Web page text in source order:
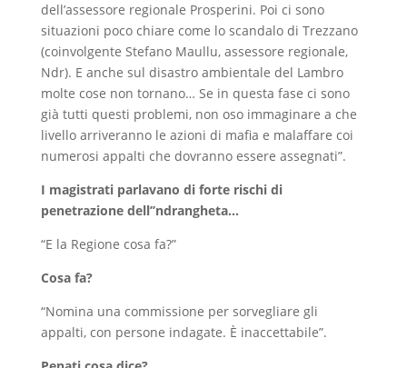
dell’assessore regionale Prosperini. Poi ci sono
situazioni poco chiare come lo scandalo di Trezzano
(coinvolgente Stefano Maullu, assessore regionale,
Ndr). E anche sul disastro ambientale del Lambro
molte cose non tornano… Se in questa fase ci sono
già tutti questi problemi, non oso immaginare a che
livello arriveranno le azioni di mafia e malaffare coi
numerosi appalti che dovranno essere assegnati”.
I magistrati parlavano di forte rischi di
penetrazione dell’’ndrangheta…
“E la Regione cosa fa?”
Cosa fa?
“Nomina una commissione per sorvegliare gli
appalti, con persone indagate. È inaccettabile”.